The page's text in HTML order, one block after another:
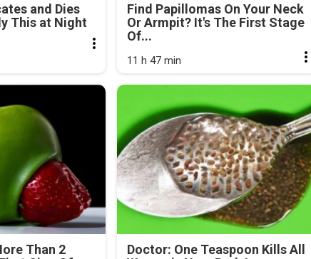
and Dies
This at Night
Find Papillomas On Your Neck
Or Armpit? It's The First Stage
Of...
11 h 47 min
Than 2
Doctor: One Teaspoon Kills All